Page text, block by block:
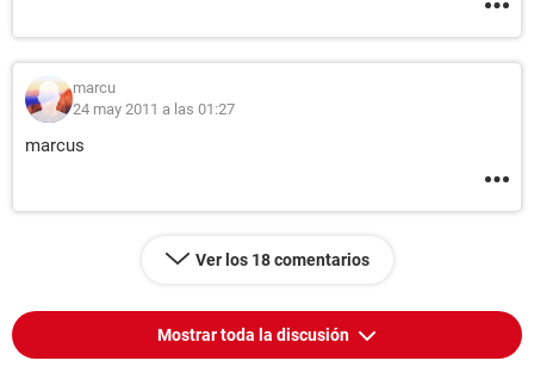
marcu
24 may 2011 a las 01:27
marcus
Ver los 18 comentarios
Mostrar toda la discusión